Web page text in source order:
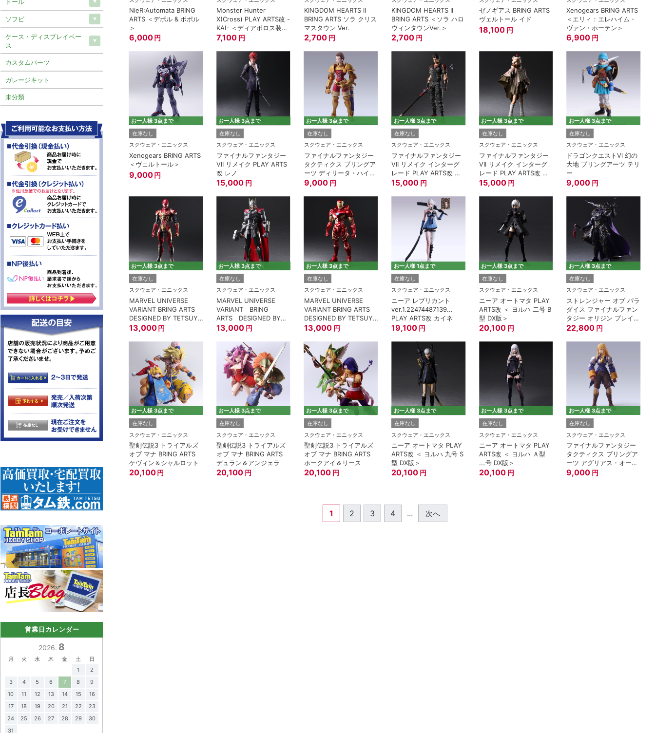
NieR:Automata BRING
ARTS ＜デボル & ポポル
＞
6,000 円
Monster Hunter
X(Cross) PLAY ARTS改 -
KAI- ＜ディアボロス装備
（レイジシリーズ）＞
7,100 円
KINGDOM HEARTS II
BRING ARTS ソラ クリス
マスタウン Ver.
2,700 円
KINGDOM HEARTS II
BRING ARTS ＜ソラ ハロ
ウィンタウンVer.＞
2,700 円
ゼノギアス BRING ARTS
ヴェルトール イド
18,100 円
Xenogears BRING ARTS
＜エリィ：エレハイム・
ヴァン・ホーテン＞
6,900 円
お一人様 3点まで
在庫なし
スクウェア・エニックス
Xenogears BRING ARTS
＜ヴェルトール＞
9,000 円
お一人様 3点まで
在庫なし
スクウェア・エニックス
ファイナルファンタジー
VII リメイク PLAY ARTS
改 レノ
15,000 円
お一人様 3点まで
在庫なし
スクウェア・エニックス
ファイナルファンタジー
タクティクス ブリングア
ーツ ディリータ・ハイラ
ル
9,000 円
お一人様 3点まで
在庫なし
スクウェア・エニックス
ファイナルファンタジー
VII リメイク インターグ
レード PLAY ARTS改 ソ
ノン・クサカベ
15,000 円
お一人様 3点まで
在庫なし
スクウェア・エニックス
ファイナルファンタジー
VII リメイク インターグ
レード PLAY ARTS改 ユ
フィ・キサラギ
15,000 円
お一人様 3点まで
在庫なし
スクウェア・エニックス
ドラゴンクエストⅥ 幻の
大地 ブリングアーツ テリ
ー
9,000 円
お一人様 3点まで
在庫なし
スクウェア・エニックス
MARVEL UNIVERSE
VARIANT BRING ARTS
DESIGNED BY TETSUYA
NOMURA スパイダーマ
13,000 円
お一人様 3点まで
在庫なし
スクウェア・エニックス
MARVEL UNIVERSE
VARIANT BRING
ARTS DESIGNED BY
TETSUYA NOMURA ソ
13,000 円
お一人様 3点まで
在庫なし
スクウェア・エニックス
MARVEL UNIVERSE
VARIANT BRING ARTS
DESIGNED BY TETSUYA
NOMURA アイアンマン
13,000 円
お一人様 1点まで
在庫なし
スクウェア・エニックス
ニーア レプリカント
ver.1.22474487139...
PLAY ARTS改 カイネ
19,100 円
お一人様 3点まで
在庫なし
スクウェア・エニックス
ニーア オートマタ PLAY
ARTS改 ＜ ヨルハ 二号 B
型 DX版＞
20,100 円
お一人様 3点まで
在庫なし
スクウェア・エニックス
ストレンジャー オブ パラ
ダイス ファイナルファン
タジー オリジン プレイア
ーツ改 ジャック・ガーラ
22,800 円
お一人様 3点まで
在庫なし
スクウェア・エニックス
聖剣伝説3 トライアルズ
オブ マナ BRING ARTS
ケヴィン＆シャルロット
20,100 円
お一人様 3点まで
在庫なし
スクウェア・エニックス
聖剣伝説3 トライアルズ
オブ マナ BRING ARTS
デュラン＆アンジェラ
20,100 円
お一人様 3点まで
在庫なし
スクウェア・エニックス
聖剣伝説3 トライアルズ
オブ マナ BRING ARTS
ホークアイ＆リース
20,100 円
お一人様 3点まで
在庫なし
スクウェア・エニックス
ニーア オートマタ PLAY
ARTS改 ＜ ヨルハ 九号 S
型 DX版＞
20,100 円
お一人様 3点まで
在庫なし
スクウェア・エニックス
ニーア オートマタ PLAY
ARTS改 ＜ ヨルハ Ａ型
二号 DX版＞
20,100 円
お一人様 3点まで
在庫なし
スクウェア・エニックス
ファイナルファンタジー
タクティクス ブリングア
ーツ アグリアス・オーク
ス
9,000 円
1 2 3 4 ... 次へ
ドール
ソフビ
ケース・ディスプレイベー
ス
カスタムパーツ
ガレージキット
未分類
営業日カレンダー
2026. 8
月 火 水 木 金 土
日
1
2
3
4 5 6 7 8
9
10
11 12 13 14 15
16
17
18 19 20 21 22
23
24
25 26 27 28 29
30
31